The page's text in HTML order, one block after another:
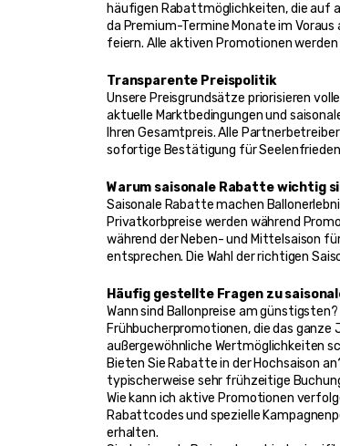
häufigen Rabattmöglichkeiten, die auf
da Premium-Termine Monate im
feiern. Alle aktiven Promotionen
Transparente Preispolitik
Unsere Preisgrundsätze priorisieren
aktuelle Marktbedingungen und
Ihren Gesamtpreis. Alle
sofortige Bestätigung für
Warum saisonale Rabatte wichtig
Saisonale Rabatte machen
Privatkorbpreise werden während
während der Neben- und Mittelsaison
entsprechen. Die Wahl der richtigen
Häufig gestellte Fragen zu
Wann sind Ballonpreise am
Frühbucherpromotionen, die das
außergewöhnliche Wertmöglichkeiten
Bieten Sie Rabatte in der Hochsaison
typischerweise sehr frühzeitige
Wie kann ich aktive Promotionen
Rabattcodes und spezielle
erhalten.